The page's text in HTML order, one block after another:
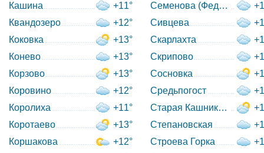
Кашина
+11°
Квандозеро
+12°
Коковка
+13°
Конево
+13°
Корзово
+13°
Коровино
+12°
Королиха
+11°
Коротаево
+13°
Коршакова
+12°
Семенова (Федовский с/
Сивцева
Скарлахта
Скрипово
Сосновка
Средьпогост
Старая Кашникова
Степановская
Строева Горка